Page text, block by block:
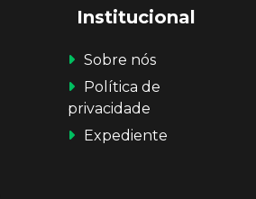
Institucional
Sobre nós
Política de
privacidade
Expediente